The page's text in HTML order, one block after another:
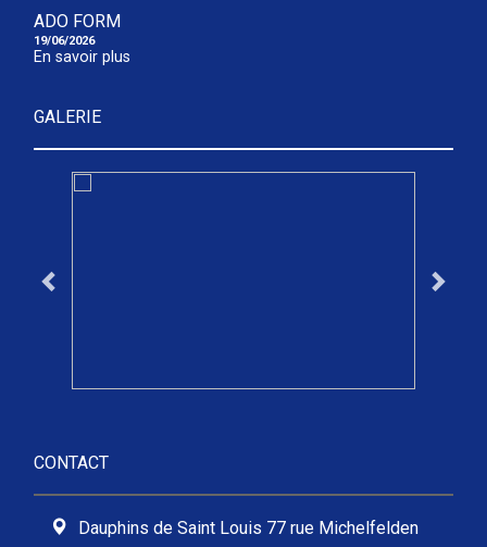
ADO FORM
19/06/2026
En savoir plus
GALERIE
CONTACT
Dauphins de Saint Louis 77 rue Michelfelden